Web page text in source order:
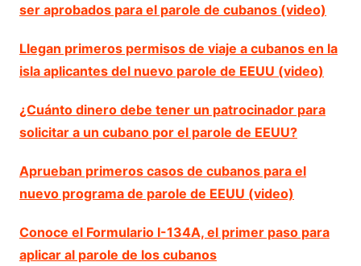
ser aprobados para el parole de cubanos (video)
Llegan primeros permisos de viaje a cubanos en la
isla aplicantes del nuevo parole de EEUU (video)
¿Cuánto dinero debe tener un patrocinador para
solicitar a un cubano por el parole de EEUU?
Aprueban primeros casos de cubanos para el
nuevo programa de parole de EEUU (video)
Conoce el Formulario I-134A, el primer paso para
aplicar al parole de los cubanos